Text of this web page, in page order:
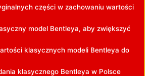
części w zachowaniu wartości
model Bentleya, aby ‌zwiększyć
klasycznych modeli Bentleya ⁣do
klasycznego Bentleya w‍ Polsce